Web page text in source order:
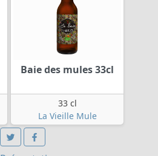
Baie des mules 33cl
33 cl
La Vieille Mule